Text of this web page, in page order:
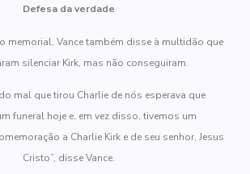
Defesa da verdade
memorial, Vance também disse à multidão que
silenciar Kirk, mas não conseguiram.
mal que tirou Charlie de nós esperava que
funeral hoje e, em vez disso, tivemos um
a Charlie Kirk e de seu senhor, Jesus
Cristo”, disse Vance.